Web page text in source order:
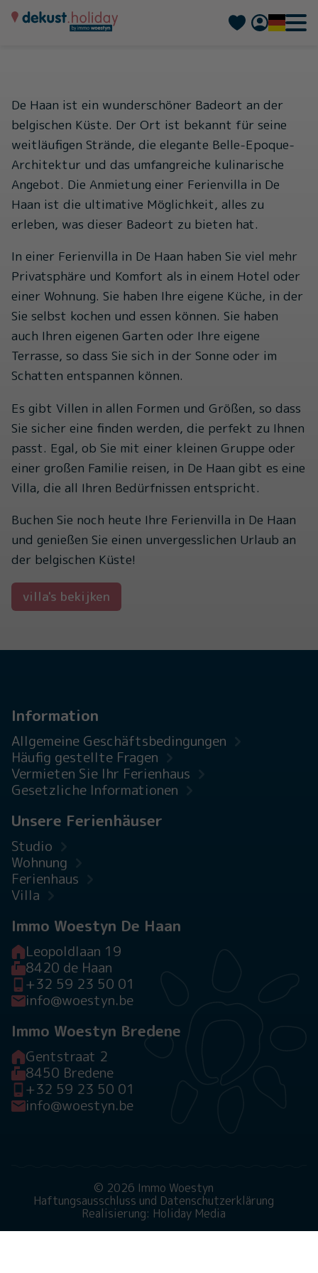
Français
De Haan ist ein wunderschöner Badeort an der
belgischen Küste. Der Ort ist bekannt für seine
weitläufigen Strände, die elegante Belle-Epoque-
Architektur und das umfangreiche kulinarische
Angebot. Die Anmietung einer Ferienvilla in De
Haan ist die ultimative Möglichkeit, alles zu
erleben, was dieser Badeort zu bieten hat.
In einer Ferienvilla in De Haan haben Sie viel mehr
Privatsphäre und Komfort als in einem Hotel oder
einer Wohnung. Sie haben Ihre eigene Küche, in der
Sie selbst kochen und essen können. Sie haben
auch Ihren eigenen Garten oder Ihre eigene
Terrasse, so dass Sie sich in der Sonne oder im
Schatten entspannen können.
Es gibt Villen in allen Formen und Größen, so dass
Sie sicher eine finden werden, die perfekt zu Ihnen
passt. Egal, ob Sie mit einer kleinen Gruppe oder
einer großen Familie reisen, in De Haan gibt es eine
Villa, die all Ihren Bedürfnissen entspricht.
Buchen Sie noch heute Ihre Ferienvilla in De Haan
und genießen Sie einen unvergesslichen Urlaub an
der belgischen Küste!
villa's bekijken
Information
Allgemeine Geschäftsbedingungen
Häufig gestellte Fragen
Vermieten Sie Ihr Ferienhaus
Gesetzliche Informationen
Unsere Ferienhäuser
Studio
Wohnung
Ferienhaus
Villa
Immo Woestyn De Haan
Leopoldlaan 19
8420 de Haan
+32 59 23 50 01
info@woestyn.be
Immo Woestyn Bredene
Gentstraat 2
8450 Bredene
+32 59 23 50 01
info@woestyn.be
© 2026 Immo Woestyn
Haftungsausschluss und Datenschutzerklärung
Realisierung: Holiday Media